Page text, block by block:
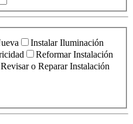
Instalar Iluminación
Reformar Instalación
Revisar o Reparar Instalación